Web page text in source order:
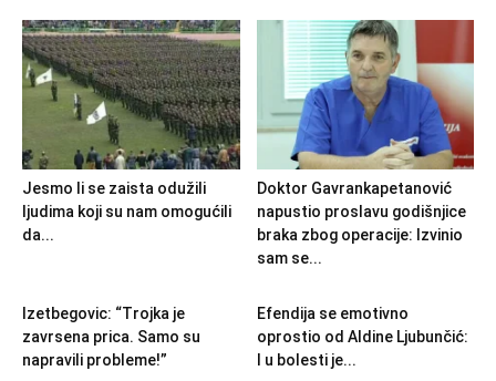
Jesmo li se zaista odužili
ljudima koji su nam omogućili
da...
Doktor Gavrankapetanović
napustio proslavu godišnjice
braka zbog operacije: Izvinio
sam se...
Izetbegovic: “Trojka je
zavrsena prica. Samo su
napravili probleme!”
Efendija se emotivno
oprostio od Aldine Ljubunčić:
I u bolesti je...